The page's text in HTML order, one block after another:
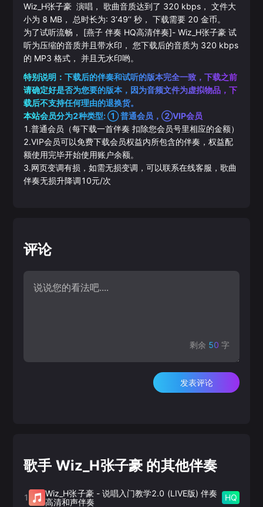
Wiz_H张子豪 演唱， 歌曲音质达到了 320 kbps， 文件大
小为 8 MB， 总时长为: 3‘49’‘秒， 下载需要 20 金币。
为了试听流畅， [燕子 伴奏 HQ高清伴奏]- Wiz_H张子豪 试
听为压缩的音质并且带水印， 您下载后的音质为 320 kbps
的 MP3 格式， 并且无水印哟。
特别说明：下载后的伴奏和试听的版本完全一致，下载之前
请确定好是否为您要的版本，因为音频文件为虚拟物品，下
载后不支持任何理由的退换货。
本站会员分为2种类型: ① 普通会员，②VIP会员
1.普通会员（每下载一首伴奏 扣除您会员号里相应的金额）
2.VIP会员可以免费下载会员权益内所包含的伴奏，权益配
额使用完毕开始使用账户余额。
3.网页变调有损，如需无损变调，可以联系在线客服，歌曲
伴奏无损升降调10元/次
评论
剩余 50 字
发表评论
歌手 Wiz_H张子豪 的其他伴奏
1 Wiz_H张子豪- 说唱入门教学2.0 (LIVE版) 伴奏
高清和声伴奏
HQ